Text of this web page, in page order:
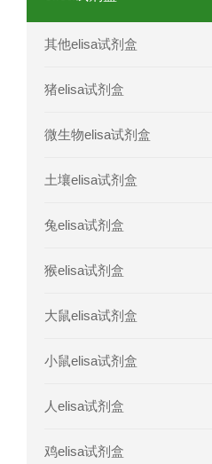
人蓝氏贾
人疱疹
人囊尾
人胰腺
人髓系
其他elisa试剂盒
猪elisa试剂盒
微生物elisa试剂盒
土壤elisa试剂盒
兔elisa试剂盒
猴elisa试剂盒
大鼠elisa试剂盒
小鼠elisa试剂盒
人elisa试剂盒
鸡elisa试剂盒